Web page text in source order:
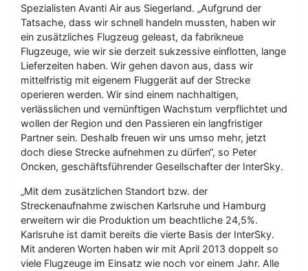
Spezialisten Avanti Air aus Siegerland. „Aufgrund der
Tatsache, dass wir schnell handeln mussten, haben wir
ein zusätzliches Flugzeug geleast, da fabrikneue
Flugzeuge, wie wir sie derzeit sukzessive einflotten, lange
Lieferzeiten haben. Wir gehen davon aus, dass wir
mittelfristig mit eigenem Fluggerät auf der Strecke
operieren werden. Wir sind einem nachhaltigen,
verlässlichen und vernünftigen Wachstum verpflichtet und
wollen der Region und den Passieren ein langfristiger
Partner sein. Deshalb freuen wir uns umso mehr, jetzt
doch diese Strecke aufnehmen zu dürfen“, so Peter
Oncken, geschäftsführender Gesellschafter der InterSky.
„Mit dem zusätzlichen Standort bzw. der
Streckenaufnahme zwischen Karlsruhe und Hamburg
erweitern wir die Produktion um beachtliche 24,5%.
Karlsruhe ist damit bereits die vierte Basis der InterSky.
Mit anderen Worten haben wir mit April 2013 doppelt so
viele Flugzeuge im Einsatz wie noch vor einem Jahr. Alle